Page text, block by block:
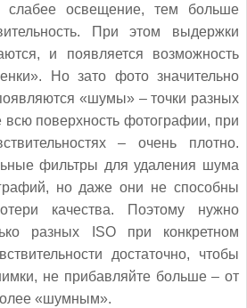
освещение, тем больше
При этом выдержки
и появляется возможность
Но зато фото значительно
«шумы» – точки разных
поверхность фотографии, при
– очень плотно.
фильтры для удаления шума
но даже они не способны
качества. Поэтому нужно
разных ISO при конкретном
достаточно, чтобы
не прибавляйте больше – от
«шумным».